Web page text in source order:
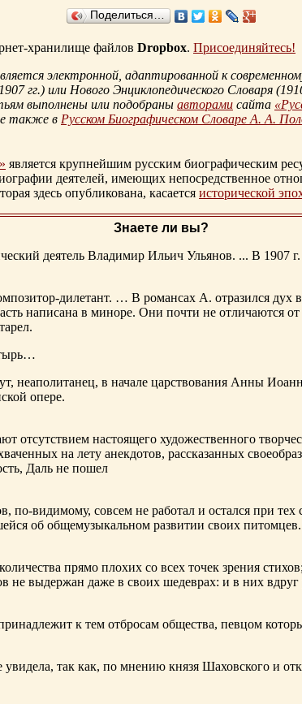
Поделиться…
хранилище файлов Dropbox. Присоединяйтесь!
электронной, адаптированной к
гг.) или Нового Энциклопедического Словаря (
выполнены или подобраны авторами сайта
также в Русском Биографическом Словаре А. А.
является крупнейшим русским биографическим
деятелей, имеющих непосредственное
здесь опубликована, касается исторической
Знаете ли вы?
деятель Владимир Ильич Ульянов. ... В 1907
дилетант. … В романсах А. отразился дух
написана в миноре. Они почти не отличаются
неаполитанец, в начале царствования Анны
опере.
отсутствием настоящего художественного
на лету анекдотов, рассказанных
Даль не пошел
по-видимому, совсем не работал и остался при
об общемузыкальном развитии своих питомцев.
прямо плохих со всех точек зрения
не выдержан даже в своих шедеврах: и в них вдруг
к тем отбросам общества, певцом
так как, по мнению князя Шаховского и